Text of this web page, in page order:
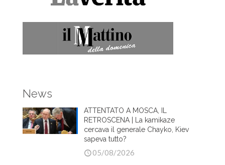
News
ATTENTATO A MOSCA, IL
RETROSCENA | La kamikaze
cercava il generale Chayko, Kiev
sapeva tutto?
05/08/2026